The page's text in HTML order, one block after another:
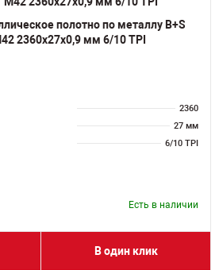
полотно по металлу B+S
2360х27х0,9 мм 6/10 TPI
2360
27 мм
6/10 TPI
Есть в наличии
В один клик